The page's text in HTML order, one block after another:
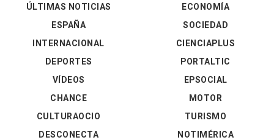
ÚLTIMAS NOTICIAS
ESPAÑA
INTERNACIONAL
DEPORTES
VÍDEOS
ECONOMÍA
SOCIEDAD
CIENCIAPLUS
PORTALTIC
EPSOCIAL
CHANCE
CULTURAOCIO
DESCONECTA
MOTOR
TURISMO
NOTIMÉRICA